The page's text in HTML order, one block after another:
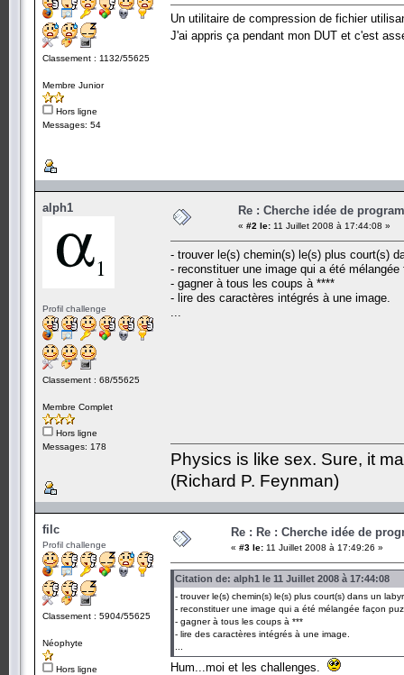
Classement : 1132/55625
Membre Junior
Hors ligne
Messages: 54
Un utilitaire de compression de fichier
J'ai appris ça pendant mon DUT et c'est
alph1
Profil challenge
Classement : 68/55625
Membre Complet
Hors ligne
Messages: 178
Re : Cherche idée de
« #2 le: 11 Juillet 2008 à 17:44:08 »
- trouver le(s) chemin(s) le(s) plus court(s)
- reconstituer une image qui a été
- gagner à tous les coups à ****
- lire des caractères intégrés à une image.
Physics is like sex. Sure, it
(Richard P. Feynman)
filc
Profil challenge
Classement : 5904/55625
Néophyte
Hors ligne
Re : Re : Cherche idée de
« #3 le: 11 Juillet 2008 à 17:49:26 »
Citation de: alph1 le 11 Juillet 2008 à 17:44:08
- trouver le(s) chemin(s) le(s) plus court(s) dans un
- reconstituer une image qui a été mélangée façon
- gagner à tous les coups à ***
- lire des caractères intégrés à une image.
Hum...moi et les challenges.